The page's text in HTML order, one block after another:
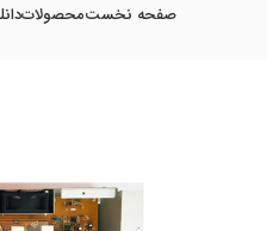
صفحه نخستمحصولات